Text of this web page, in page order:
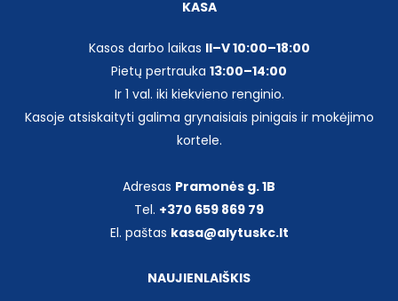
KASA
Kasos darbo laikas II–V 10:00–18:00
Pietų pertrauka 13:00–14:00
Ir 1 val. iki kiekvieno renginio.
Kasoje atsiskaityti galima grynaisiais pinigais ir mokėjimo
kortele.
Adresas Pramonės g. 1B
Tel. +370 659 869 79
El. paštas kasa@alytuskc.lt
NAUJIENLAIŠKIS